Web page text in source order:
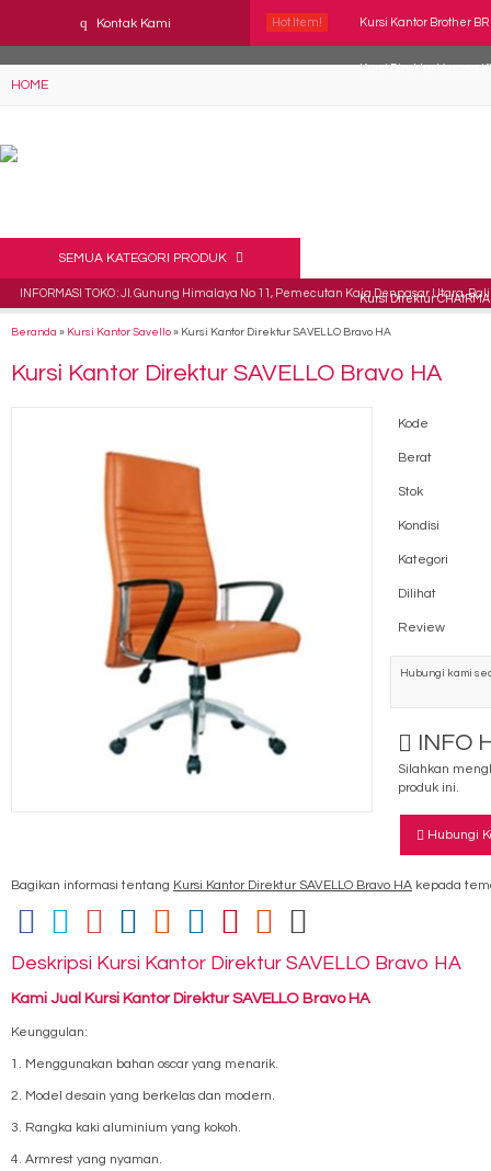
q Kontak Kami Hot Item! Kursi Kantor Brother BR
Kursi Direktur Verona
Kursi Direktur
HOME
SEMUA KATEGORI PRODUK
INFORMASI TOKO : Jl. Gunung Himalaya No 11, Pemecutan Kaja Denpasar Utara, Bali
Beranda » Kursi Kantor Savello » Kursi Kantor Direktur SAVELLO Bravo HA
Kursi Kantor Direktur SAVELLO Bravo HA
Kode
Berat
Stok
Kondisi
Kategori
Dilihat
Review
Hubungi kami
INFO
Silahkan
produk ini.
Hubungi
Bagikan informasi tentang Kursi Kantor Direktur SAVELLO Bravo HA kepada
Deskripsi Kursi Kantor Direktur SAVELLO Bravo HA
Kami Jual Kursi Kantor Direktur SAVELLO Bravo HA
Keunggulan:
1. Menggunakan bahan oscar yang menarik.
2. Model desain yang berkelas dan modern.
3. Rangka kaki aluminium yang kokoh.
4. Armrest yang nyaman.